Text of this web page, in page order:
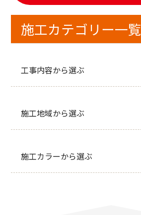
施工カテゴリー一覧
工事内容から選ぶ
施工地域から選ぶ
施工カラーから選ぶ